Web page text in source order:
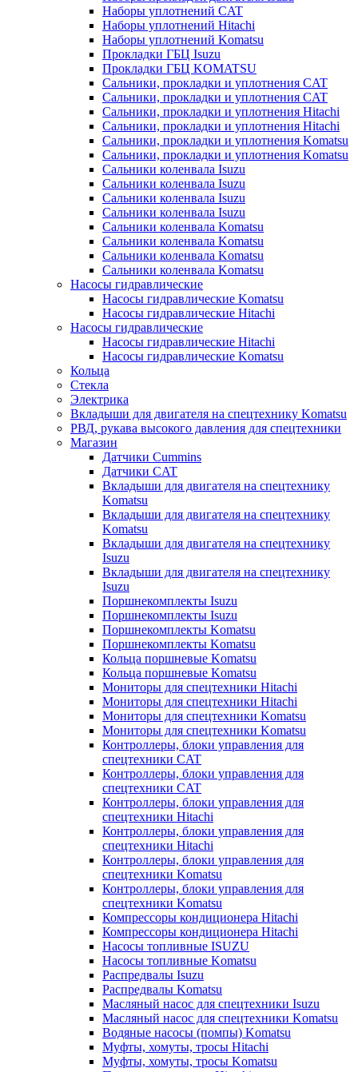
Наборы уплотнений CAT
Наборы уплотнений Hitachi
Наборы уплотнений Komatsu
Прокладки ГБЦ Isuzu
Прокладки ГБЦ KOMATSU
Сальники, прокладки и уплотнения CAT
Сальники, прокладки и уплотнения CAT
Сальники, прокладки и уплотнения Hitachi
Сальники, прокладки и уплотнения Hitachi
Сальники, прокладки и уплотнения Komatsu
Сальники, прокладки и уплотнения Komatsu
Сальники коленвала Isuzu
Сальники коленвала Isuzu
Сальники коленвала Isuzu
Сальники коленвала Isuzu
Сальники коленвала Komatsu
Сальники коленвала Komatsu
Сальники коленвала Komatsu
Сальники коленвала Komatsu
Насосы гидравлические
Насосы гидравлические Komatsu
Насосы гидравлические Hitachi
Насосы гидравлические
Насосы гидравлические Hitachi
Насосы гидравлические Komatsu
Кольца
Стекла
Электрика
Вкладыши для двигателя на спецтехнику Komatsu
РВД, рукава высокого давления для спецтехники
Магазин
Датчики Cummins
Датчики CAT
Вкладыши для двигателя на спецтехнику
Komatsu
Вкладыши для двигателя на спецтехнику
Komatsu
Вкладыши для двигателя на спецтехнику
Isuzu
Вкладыши для двигателя на спецтехнику
Isuzu
Поршнекомплекты Isuzu
Поршнекомплекты Isuzu
Поршнекомплекты Komatsu
Поршнекомплекты Komatsu
Кольца поршневые Komatsu
Кольца поршневые Komatsu
Мониторы для спецтехники Hitachi
Мониторы для спецтехники Hitachi
Мониторы для спецтехники Komatsu
Мониторы для спецтехники Komatsu
Контроллеры, блоки управления для
спецтехники CAT
Контроллеры, блоки управления для
спецтехники CAT
Контроллеры, блоки управления для
спецтехники Hitachi
Контроллеры, блоки управления для
спецтехники Hitachi
Контроллеры, блоки управления для
спецтехники Komatsu
Контроллеры, блоки управления для
спецтехники Komatsu
Компрессоры кондиционера Hitachi
Компрессоры кондиционера Hitachi
Насосы топливные ISUZU
Насосы топливные Komatsu
Распредвалы Isuzu
Распредвалы Komatsu
Масляный насос для спецтехники Isuzu
Масляный насос для спецтехники Komatsu
Водяные насосы (помпы) Komatsu
Муфты, хомуты, тросы Hitachi
Муфты, хомуты, тросы Komatsu